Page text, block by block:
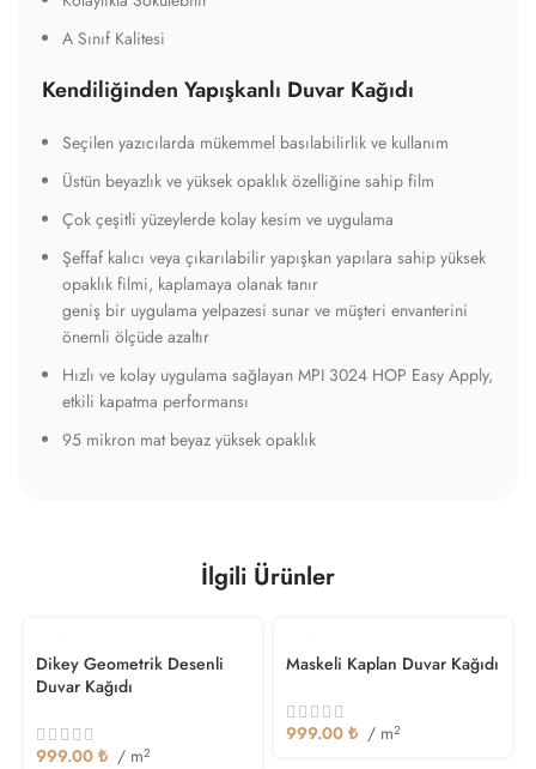
A Sınıf Kalitesi
Kendiliğinden Yapışkanlı Duvar Kağıdı
Seçilen yazıcılarda mükemmel basılabilirlik ve kullanım
Üstün beyazlık ve yüksek opaklık özelliğine sahip film
Çok çeşitli yüzeylerde kolay kesim ve uygulama
Şeffaf kalıcı veya çıkarılabilir yapışkan yapılara sahip yüksek
opaklık filmi, kaplamaya olanak tanır
geniş bir uygulama yelpazesi sunar ve müşteri envanterini
önemli ölçüde azaltır
Hızlı ve kolay uygulama sağlayan MPI 3024 HOP Easy Apply,
etkili kapatma performansı
95 mikron mat beyaz yüksek opaklık
İlgili Ürünler
Dikey Geometrik Desenli
Duvar Kağıdı
999.00 ₺ / m2
Maskeli Kaplan Duvar Kağıdı
999.00 ₺ / m2